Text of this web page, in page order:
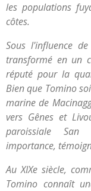
les populations
côtes.
Sous l'influence
transformé en un
réputé pour la
Bien que Tomino
marine de
vers Gênes et
paroissiale San
importance,
Au XIXe siècle,
Tomino connaît